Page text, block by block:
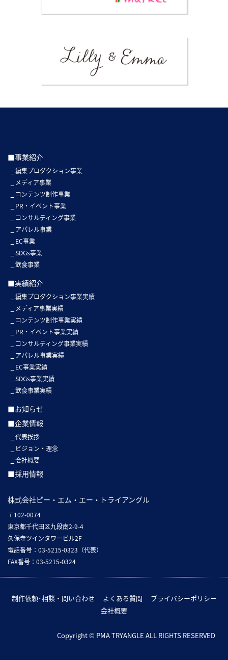
■事業紹介
編集プロダクション事業
メディア事業
コンテンツ制作事業
PR・イベント事業
コンサルティング事業
アパレル事業
EC事業
SDGs事業
飲食事業
■実績紹介
編集プロダクション事業実績
メディア事業実績
コンテンツ制作事業実績
PR・イベント事業実績
コンサルティング事業実績
アパレル事業実績
EC事業実績
SDGs事業実績
飲食事業実績
■お知らせ
■企業情報
代表挨拶
ビジョン・理念
会社概要
■採用情報
株式会社ピー・エム・エー・トライアングル
〒102-0074
東京都千代田区九段南2-9-4
久保寺ツインタワービル2F
電話番号：03-5215-0323（代表）
FAX番号：03-5215-0324
制作依頼･相談・問い合わせ よくある質問
プライバシーポリシー
会社概要
Copyright © PMA TRYANGLE ALL RIGHTS RESERVED